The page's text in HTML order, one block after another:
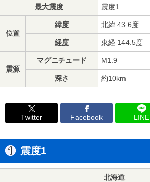
最大震度 震度1
位置
緯度 北緯 43.6度
経度 東経 144.5度
震源
マグニチュード M1.9
深さ 約10km
Twitter Facebook LINE
震度1
北海道